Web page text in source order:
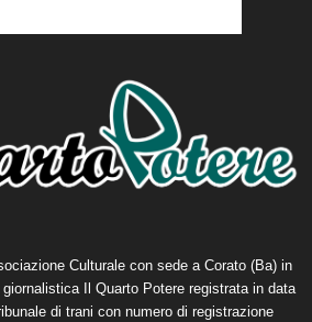
Culturale con sede a Corato (Ba) in
Il Quarto Potere registrata in data
di trani con numero di registrazione